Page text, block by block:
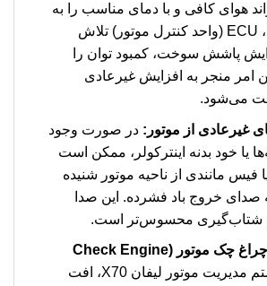
هوای کافی و با دمای مناسب را به
موتور برساند، ECU (واحد کنترل موتور) تلاش
پاشش سوخت، کمبود توان را
امر منجر به افزایش غیرعادی
می‌شود.
غیرعادی از موتور: در صورت وجود
یا خود بدنه اینترکولر، ممکن است
مانندی از ناحیه موتور شنیده
صدای خروج باد فشرده. این صدا
شتاب‌گیری محسوس‌تر است.
روشن شدن چراغ چک موتور (Check Engine
سیستم مدیریت موتور لیفان X70، افت